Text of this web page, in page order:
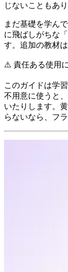
じないこともあり
まだ基礎を学ん
に飛ばしがちな
す。追加の教材は
⚠️ 責任ある使用
このガイドは学
不用意に使うと
いたりします。
らないなら、フ